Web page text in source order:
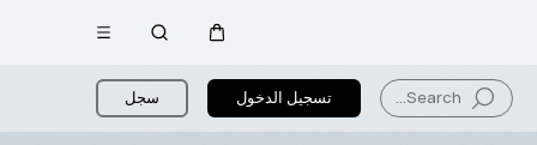
فتح
القائمة
تسجيل الدخول سجل